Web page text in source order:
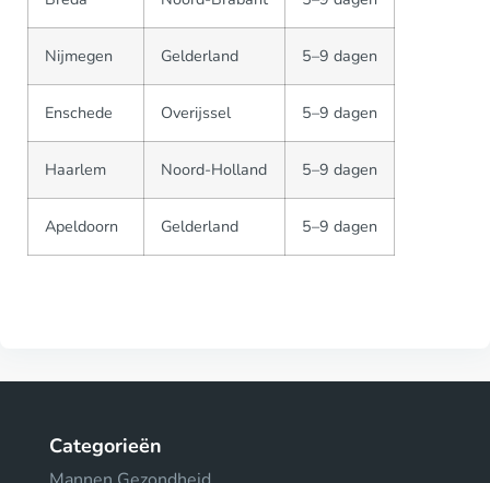
Nijmegen Gelderland 5–9 dagen
Enschede Overijssel 5–9 dagen
Haarlem Noord-Holland 5–9 dagen
Apeldoorn Gelderland 5–9 dagen
Categorieën